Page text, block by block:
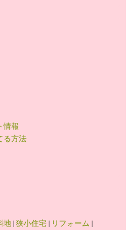
情報
る方法
地|狭小住宅| リフォーム |